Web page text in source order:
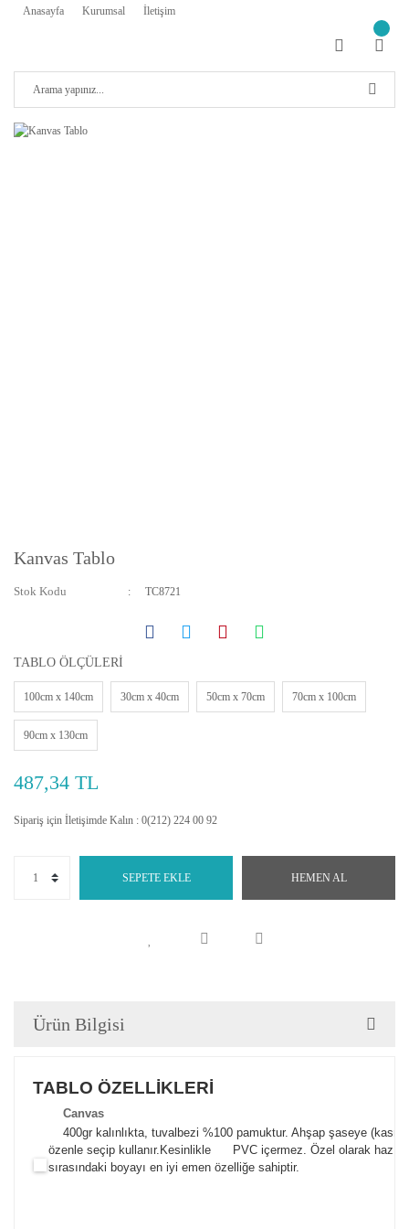
Anasayfa Kurumsal İletişim
Kanvas Tablo
Stok Kodu TC8721
TABLO ÖLÇÜLERİ
100cm x 140cm 30cm x 40cm 50cm x 70cm 70cm x 100cm
90cm x 130cm
487,34 TL
Sipariş için İletişimde Kalın : 0(212) 224 00 92
SEPETE EKLE HEMEN AL
Ürün Bilgisi
TABLO ÖZELLİKLERİ
Canvas
400gr kalınlıkta, tuvalbezi %100 pamuktur. Ahşap şaseye
özenle seçip kullanır. Kesinlikle PVC içermez. Özel olarak
sırasındaki boyayı en iyi emen özelliğe sahiptir.